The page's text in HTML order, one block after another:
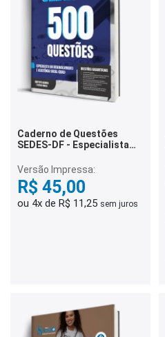
Caderno de Questões
SEDES-DF - Especialista
Assistência Social (EDAS) -
500 Questões Gabaritadas
Versão Impressa:
R$ 45,00
ou 4x de R$ 11,25 sem juros